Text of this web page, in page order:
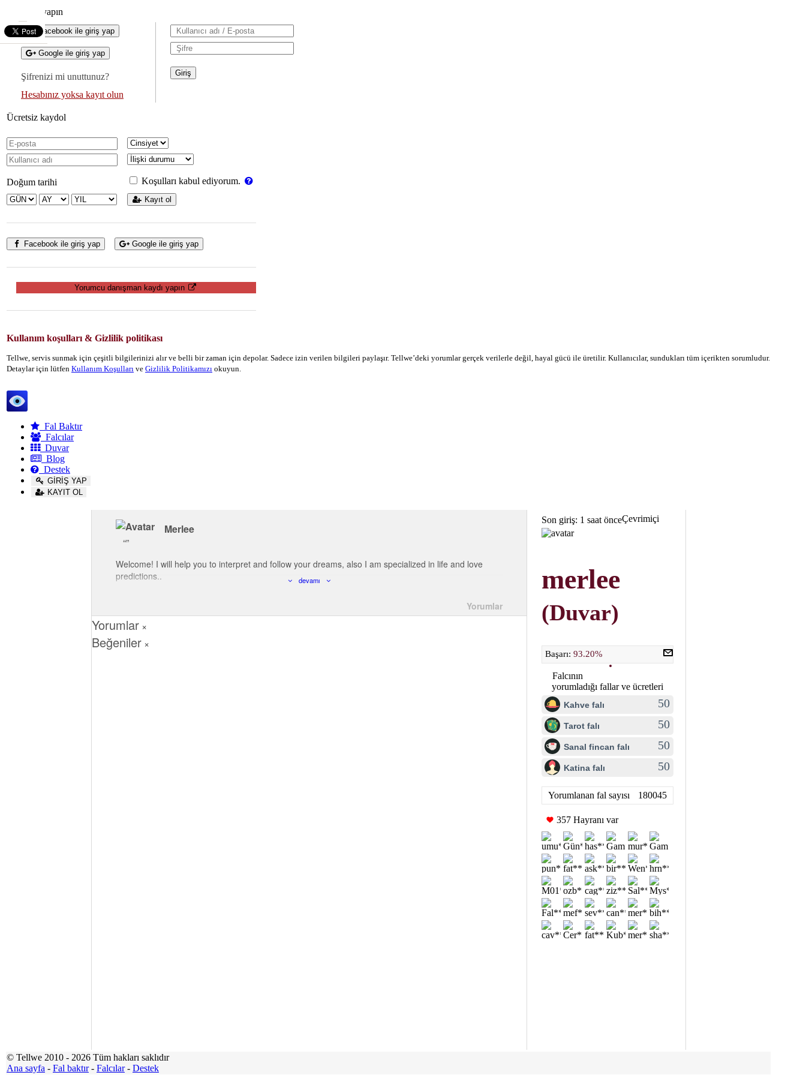
Giriş yapın
Facebook ile giriş yap
Google ile giriş yap
Şifrenizi mi unuttunuz?
Hesabınız yoksa kayıt olun
Ücretsiz kaydol
Doğum tarihi Koşulları kabul ediyorum.
Kayıt ol
Facebook ile giriş yap Google ile giriş yap
Yorumcu danışman kaydı yapın
Kullanım koşulları & Gizlilik politikası
Tellwe, servis sunmak için çeşitli bilgilerinizi alır ve belli bir zaman için depolar. Sadece izin verilen bilgileri paylaşır. Tellwe’deki yorumlar gerçek verilerle değil, hayal gücü ile üretilir. Kullanıcılar, sundukları tüm içerikten sorumludur.
Detaylar için lütfen Kullanım Koşulları ve Gizlilik Politikamızı okuyun.
Fal Baktır
Falcılar
Duvar
Blog
Destek
GİRİŞ YAP
KAYIT OL
Son giriş: 1 saat önceÇevrimiçi
merlee
(Duvar)
Başarı: 93.20%
Falcının
yorumladığı fallar ve ücretleri
Kahve falı 50
Tarot falı 50
Sanal fincan falı 50
Katina falı 50
Yorumlanan fal sayısı 180045
357 Hayranı var
Merlee
Welcome! I will help you to interpret and follow your dreams, also I am specialized in life and love
predictions..
devamı
Yorumlar
Yorumlar ×
Beğeniler ×
© Tellwe 2010 - 2026 Tüm hakları saklıdır
Ana sayfa - Fal baktır- Falcılar- Destek